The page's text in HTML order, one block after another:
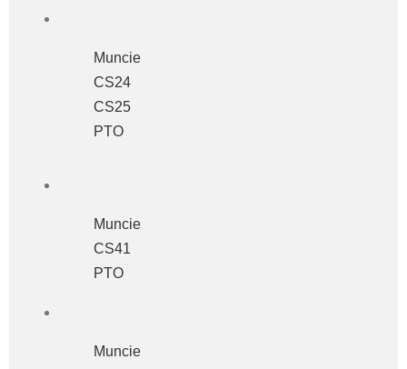
Muncie
CS24
CS25
PTO
Muncie
CS41
PTO
Muncie